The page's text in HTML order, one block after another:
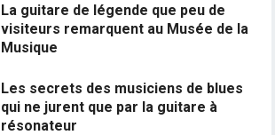
La guitare de légende que peu de
visiteurs remarquent au Musée de la
Musique
Les secrets des musiciens de blues
qui ne jurent que par la guitare à
résonateur